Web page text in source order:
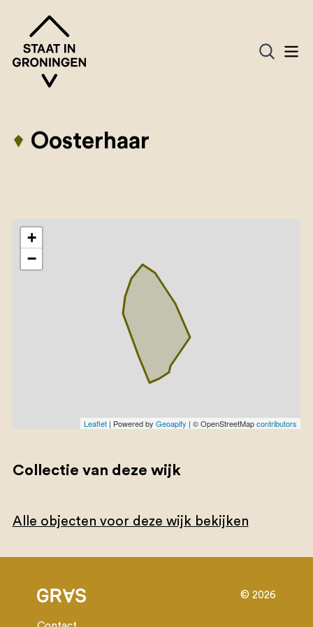
Oosterhaar
+
−
Leaflet | Powered byGeoapify | © OpenStreetMapcontributors
Collectie van deze wijk
Alle objecten voor deze wijk bekijken
© 2026